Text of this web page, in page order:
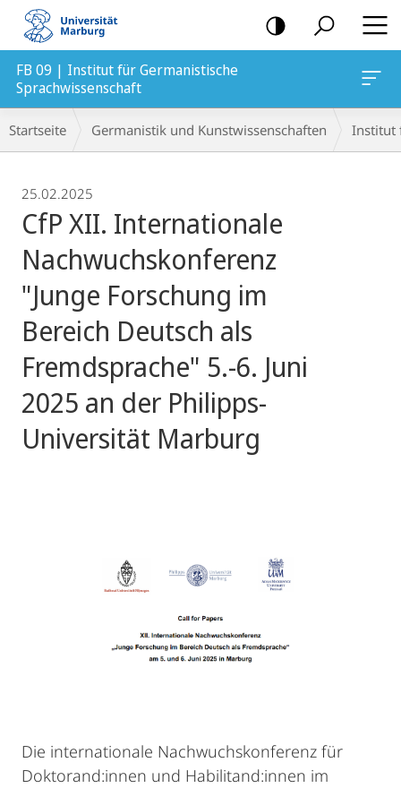
Mobile-
Navigation
FB 09 | Institut für Germanistische
Sprachwissenschaft
Breadcrumb-
Navigation
Startseite Germanistik und Kunstwissenschaften Institut
25.02.2025
CfP XII. Internationale
Nachwuchskonferenz
"Junge Forschung im
Bereich Deutsch als
Fremdsprache" 5.-6. Juni
2025 an der Philipps-
Universität Marburg
Die internationale Nachwuchskonferenz für
Doktorand:innen und Habilitand:innen im